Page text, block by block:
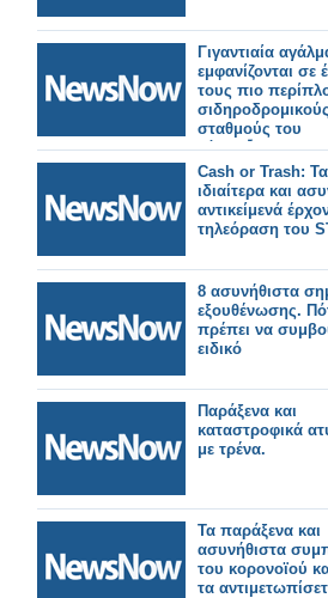
Γιγαντιαία
εμφανίζονται σε
τους πιο
σιδηροδρομικούς
σταθμούς του
Τόκιο【
Cash or Trash: Τα
ιδιαίτερα και
αντικείμενά
τηλεόραση του
8 ασυνήθιστα
εξουθένωσης.
πρέπει να
ειδικό
Παράξενα και
καταστροφικά
με τρένα.
Τα παράξενα και
ασυνήθιστα
του κορονοϊού
τα